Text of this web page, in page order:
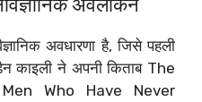
अवधारणा है, जिसे पहली
काइली ने अपनी किताब The
Who Have Never